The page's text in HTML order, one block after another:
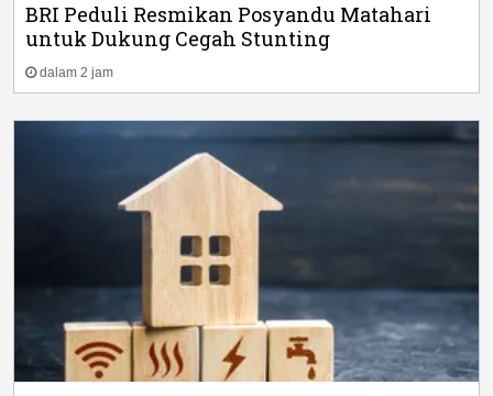
BRI Peduli Resmikan Posyandu Matahari
untuk Dukung Cegah Stunting
dalam 2 jam